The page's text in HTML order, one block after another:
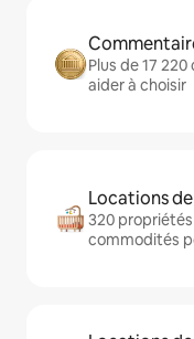
Plus de 17
aider à choisir
Locations
320
commodités